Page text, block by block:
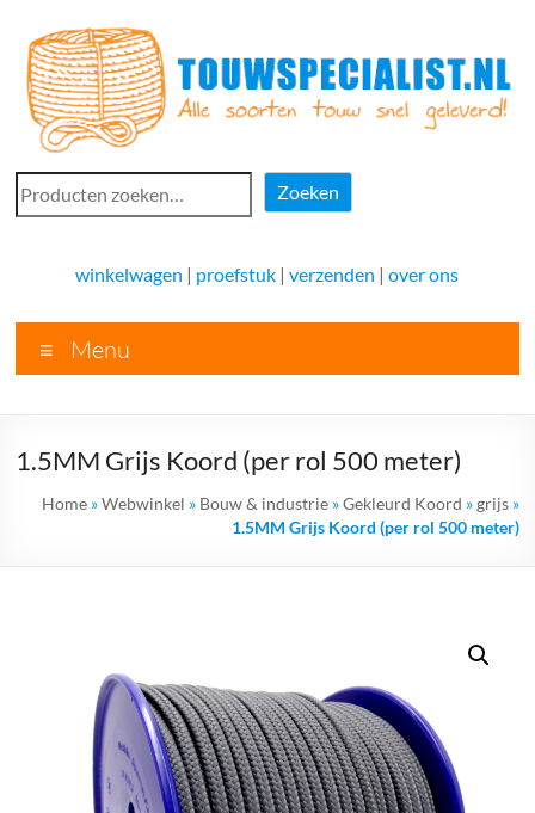
naar
inhoud
Touwspecialist.nl
voor
vele
soorten
goed
advies!
Zoeken
Zoeken
winkelwagen | proefstuk |verzenden |over ons
Menu
1.5MM Grijs Koord (per rol 500 meter)
Home»Webwinkel » Bouw & industrie»Gekleurd Koord »grijs»
1.5MM Grijs Koord (per rol 500 meter)